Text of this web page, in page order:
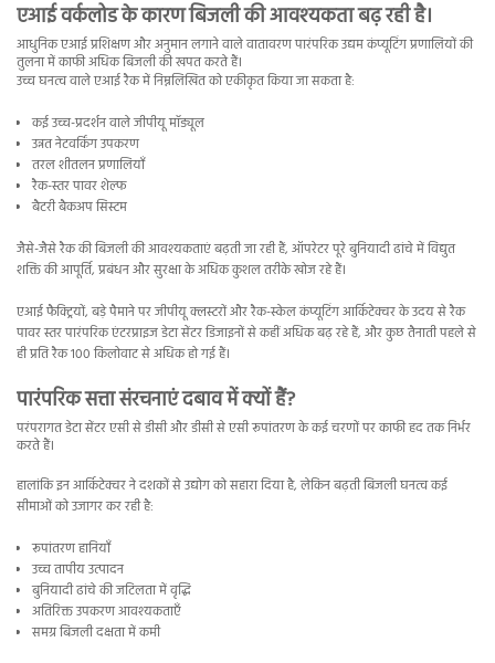
एआई वर्कलोड के कारण बिजली की आवश्यकता बढ़ रही है।
आधुनिक एआई प्रशिक्षण और अनुमान लगाने वाले वातावरण पारंपरिक उद्यम कंप्यूटिंग प्रणालियों की
तुलना में काफी अधिक बिजली की खपत करते हैं।
उच्च घनत्व वाले एआई रैक में निम्नलिखित को एकीकृत किया जा सकता है:
कई उच्च-प्रदर्शन वाले जीपीयू मॉड्यूल
उन्नत नेटवर्किंग उपकरण
तरल शीतलन प्रणालियाँ
रैक-स्तर पावर शेल्फ
बैटरी बैकअप सिस्टम
जैसे-जैसे रैक की बिजली की आवश्यकताएं बढ़ती जा रही हैं, ऑपरेटर पूरे बुनियादी ढांचे में विद्युत
शक्ति की आपूर्ति, प्रबंधन और सुरक्षा के अधिक कुशल तरीके खोज रहे हैं।
एआई फैक्ट्रियों, बड़े पैमाने पर जीपीयू क्लस्टरों और रैक-स्केल कंप्यूटिंग आर्किटेक्चर के उदय से रैक
पावर स्तर पारंपरिक एंटरप्राइज डेटा सेंटर डिजाइनों से कहीं अधिक बढ़ रहे हैं, और कुछ तैनाती पहले से
ही प्रति रैक 100 किलोवाट से अधिक हो गई हैं।
पारंपरिक सत्ता संरचनाएं दबाव में क्यों हैं?
परंपरागत डेटा सेंटर एसी से डीसी और डीसी से एसी रूपांतरण के कई चरणों पर काफी हद तक निर्भर
करते हैं।
हालांकि इन आर्किटेक्चर ने दशकों से उद्योग को सहारा दिया है, लेकिन बढ़ती बिजली घनत्व कई
सीमाओं को उजागर कर रही है:
रूपांतरण हानियाँ
उच्च तापीय उत्पादन
बुनियादी ढांचे की जटिलता में वृद्धि
अतिरिक्त उपकरण आवश्यकताएँ
समग्र बिजली दक्षता में कमी